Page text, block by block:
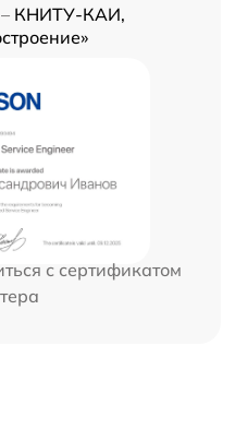
КНИТУ-КАИ,
с сертификатом